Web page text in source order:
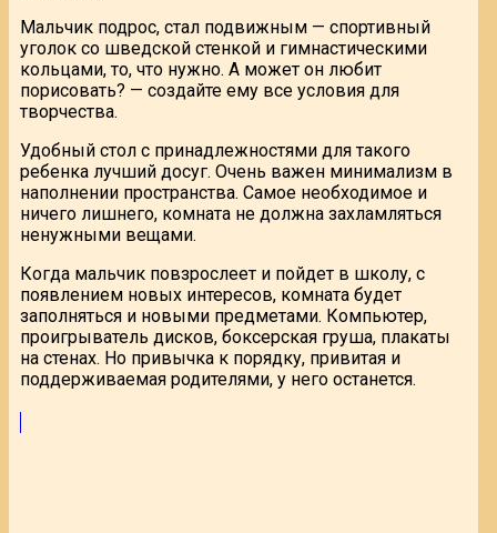
Мальчик подрос, стал подвижным — спортивный
уголок со шведской стенкой и гимнастическими
кольцами, то, что нужно. А может он любит
порисовать? — создайте ему все условия для
творчества.
Удобный стол с принадлежностями для такого
ребенка лучший досуг. Очень важен минимализм в
наполнении пространства. Самое необходимое и
ничего лишнего, комната не должна захламляться
ненужными вещами.
Когда мальчик повзрослеет и пойдет в школу, с
появлением новых интересов, комната будет
заполняться и новыми предметами. Компьютер,
проигрыватель дисков, боксерская груша, плакаты
на стенах. Но привычка к порядку, привитая и
поддерживаемая родителями, у него останется.